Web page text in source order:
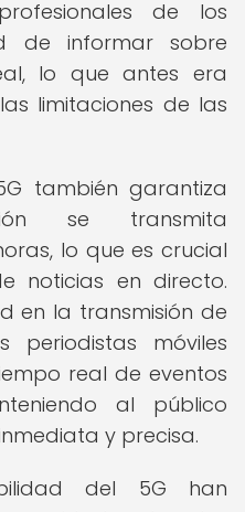
de los
de informar sobre
lo que antes era
limitaciones de las
también garantiza
se transmita
lo que es crucial
noticias en directo.
en la transmisión de
móviles
real de eventos
al público
y precisa.
del 5G han